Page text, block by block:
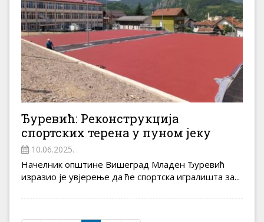
Ђуревић: Реконструкција
спортских терена у пуном јеку
10.06.2025.
Начелник општине Вишеград Младен Ђуревић
изразио је увјерење да ће спортска игралишта за...